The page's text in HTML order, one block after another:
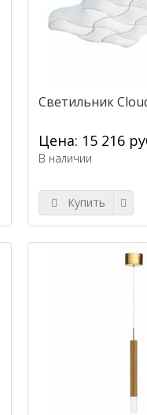
Светильник
Цена: 15 216
В наличии
Купить